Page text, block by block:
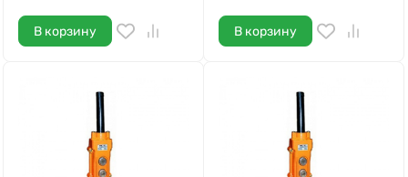
В корзину В корзину